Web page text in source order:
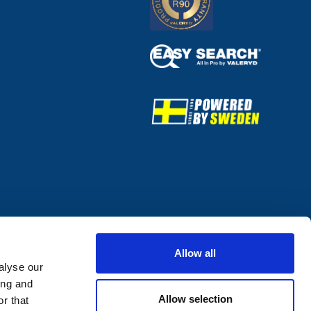
our
and
that
Allow all
Allow selection